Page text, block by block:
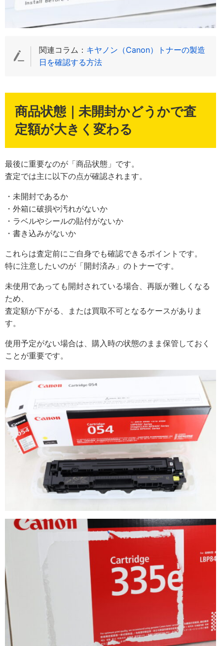
関連コラム： キヤノン（Canon）トナーの製造
日を確認する方法
商品状態｜未開封かどうかで査
定額が大きく変わる
最後に重要なのが「商品状態」です。
査定では主に以下の点が確認されます。
・未開封であるか
・外箱に破損や汚れがないか
・ラベルやシールの貼付がないか
・書き込みがないか
これらは査定前にご自身でも確認できるポイントです。
特に注意したいのが「開封済み」のトナーです。
未使用であっても開封されている場合、再販が難しくなる
ため、
査定額が下がる、または買取不可となるケースがありま
す。
使用予定がない場合は、購入時の状態のまま保管しておく
ことが重要です。